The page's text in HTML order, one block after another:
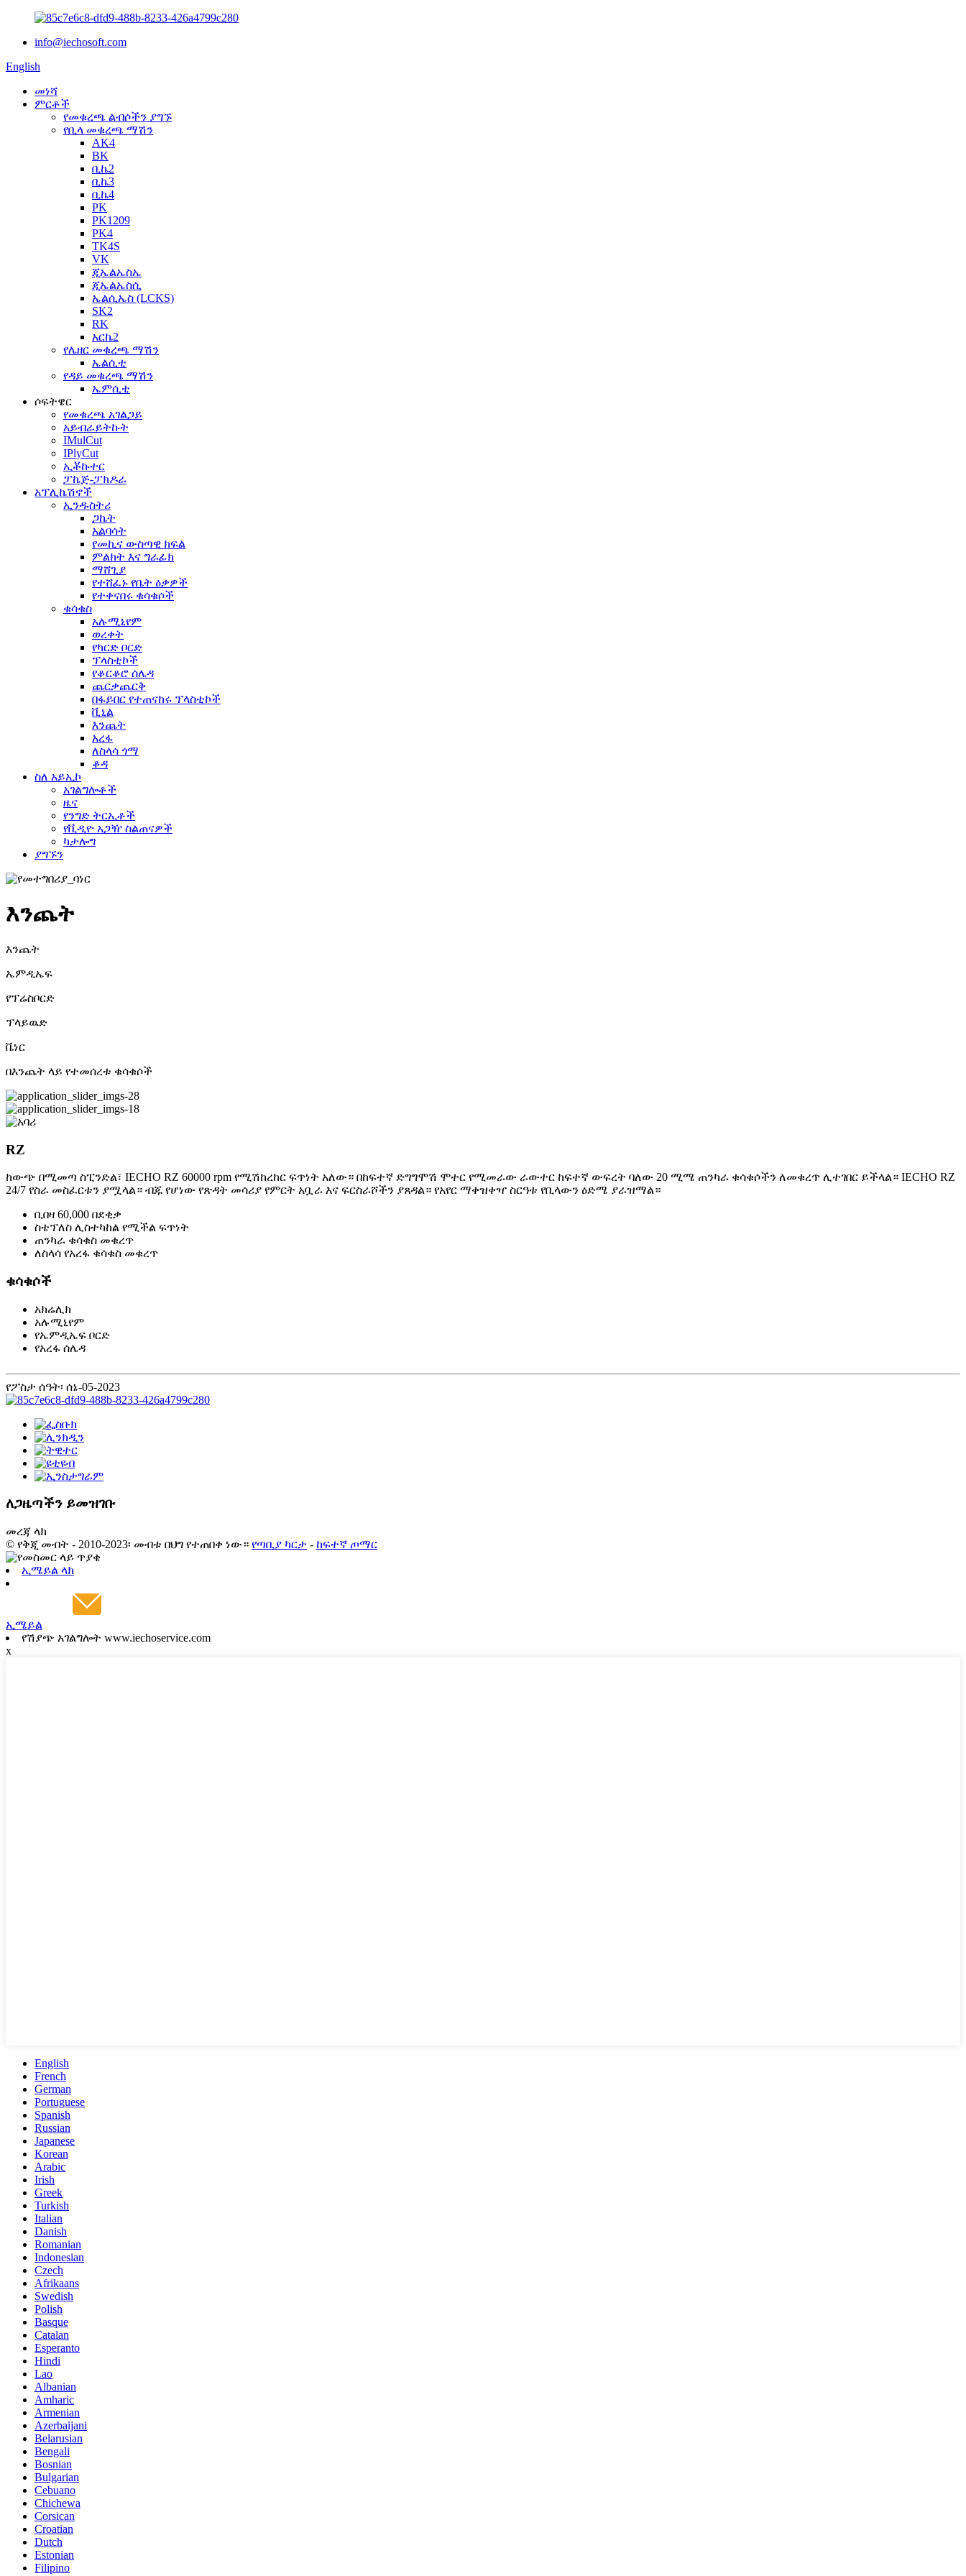
info@iechosoft.com
English
መነሻ
ምርቶች
የመቁረጫ ልብሶችን ያግኙ
የቢላ መቁረጫ ማሽን
AK4
BK
ቢኬ2
ቢኬ3
ቢኬ4
PK
PK1209
PK4
TK4S
VK
ጂኤልኤስኤ
ጂኤልኤስሲ
ኤልሲኤስ (LCKS)
SK2
RK
አርኬ2
የሌዘር መቁረጫ ማሽን
ኤልሲቲ
የዳይ መቁረጫ ማሽን
ኤምሲቲ
ሶፍትዌር
የመቁረጫ አገልጋይ
አይብራይትኩት
IMulCut
IPlyCut
ኢቾኩተር
ፓኬጅ-ፓክዶራ
አፕሊኬሽኖች
ኢንዱስትሪ
ጋኬት
አልባሳት
የመኪና ውስጣዊ ክፍል
ምልክት እና ግራፊክ
ማሸጊያ
የተሸፈኑ የቤት ዕቃዎች
የተቀናበሩ ቁሳቁሶች
ቁሳቁስ
አሉሚኒየም
ወረቀት
የካርድ ቦርድ
ፕላስቲኮች
የቆርቆሮ ሰሌዳ
ጨርቃጨርቅ
በፋይበር የተጠናከሩ ፕላስቲኮች
ቪኒል
እንጨት
አረፋ
ለስላሳ ጎማ
ቆዳ
ስለ አይኢኮ
አገልግሎቶች
ዜና
የንግድ ትርኢቶች
የቪዲዮ አጋዥ ስልጠናዎች
ካታሎግ
ያግኙን
እንጨት
እንጨት
ኤምዲኤፍ
የፕሬስቦርድ
ፕላይዉድ
ቬነር
በእንጨት ላይ የተመሰረቱ ቁሳቁሶች
RZ
ከውጭ በሚመጣ ስፒንድል፣ IECHO RZ 60000 rpm የሚሽከረከር ፍጥነት አለው። በከፍተኛ ድግግሞሽ ሞተር የሚመራው ራውተር ከፍተኛ ውፍረት ባለው 20 ሚሜ ጠንካራ ቁሳቁሶችን ለመቁረጥ ሊተገበር ይችላል። IECHO RZ
24/7 የስራ መስፈርቱን ያሟላል። ብጁ የሆነው የጽዳት መሳሪያ የምርት አቧራ እና ፍርስራሾችን ያጸዳል። የአየር ማቀዝቀዣ ስርዓቱ የቢላውን ዕድሜ ያራዝማል።
ቢበዛ 60,000 በደቂቃ
ስቴፕለስ ሊስተካከል የሚችል ፍጥነት
ጠንካራ ቁሳቁስ መቁረጥ
ለስላሳ የአረፋ ቁሳቁስ መቁረጥ
ቁሳቁሶች
አክሬሊክ
አሉሚኒየም
የኤምዲኤፍ ቦርድ
የአረፋ ሰሌዳ
የፖስታ ሰዓት፡ ሰኔ-05-2023
ለጋዜጣችን ይመዝገቡ
መረጃ ላክ
© የቅጂ መብት - 2010-2023፡ መብቱ በህግ የተጠበቀ ነው። የጣቢያ ካርታ - ከፍተኛ ጦማር
ኢሜይል ላክ
ኢሜይል
የሽያጭ አገልግሎት www.iechoservice.com
x
English
French
German
Portuguese
Spanish
Russian
Japanese
Korean
Arabic
Irish
Greek
Turkish
Italian
Danish
Romanian
Indonesian
Czech
Afrikaans
Swedish
Polish
Basque
Catalan
Esperanto
Hindi
Lao
Albanian
Amharic
Armenian
Azerbaijani
Belarusian
Bengali
Bosnian
Bulgarian
Cebuano
Chichewa
Corsican
Croatian
Dutch
Estonian
Filipino